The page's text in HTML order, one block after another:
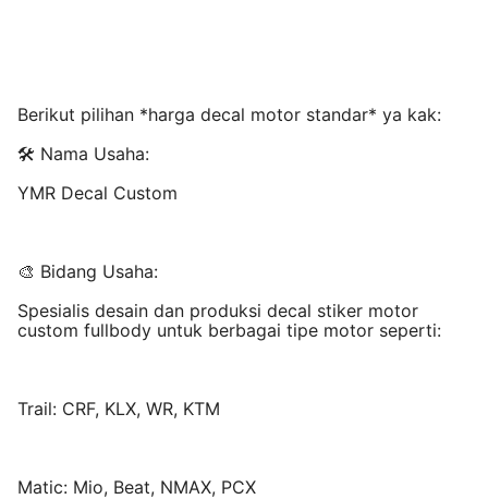
Berikut pilihan *harga decal motor standar* ya kak:
🛠️ Nama Usaha:
YMR Decal Custom
🎨 Bidang Usaha:
Spesialis desain dan produksi decal stiker motor
custom fullbody untuk berbagai tipe motor seperti:
Trail: CRF, KLX, WR, KTM
Matic: Mio, Beat, NMAX, PCX